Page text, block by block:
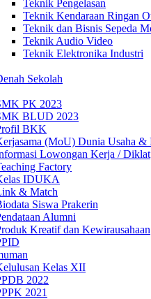
Teknik Pengelasan
Teknik Kendaraan Ringan
Teknik dan Bisnis Sepeda
Teknik Audio Video
Teknik Elektronika Industri
Sekolah
PK 2023
BLUD 2023
BKK
(MoU) Dunia Usaha &
Lowongan Kerja / Diklat
Factory
IDUKA
& Match
Siswa Prakerin
Alumni
Kreatif dan Kewirausahaan
Kelas XII
2022
2021